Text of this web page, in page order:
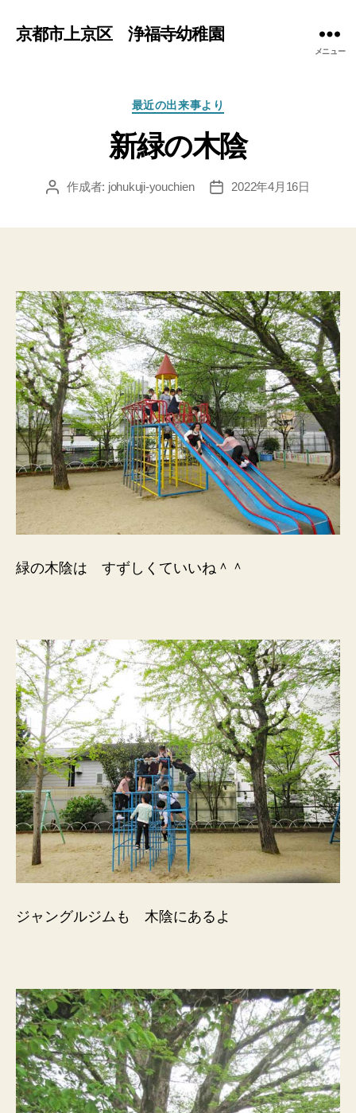
京都市上京区 浄福寺幼稚園
メニュー
カ
ゴ
リ
最近の出来事より
新緑の木陰
投 作成者: johukuji-youchien
投
2022年4月16日
緑の木陰は すずしくていいね＾＾
ジャングルジムも 木陰にあるよ